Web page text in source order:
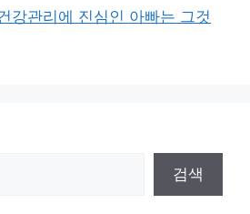
강관리에 진심인 아빠는 그것
검색